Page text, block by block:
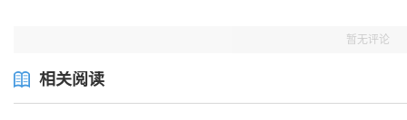
暂无评论
相关阅读